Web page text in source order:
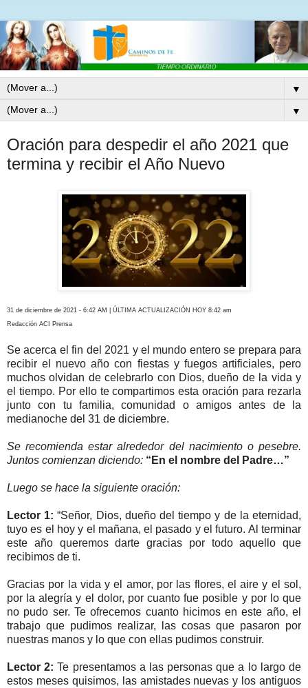
▼
▼
Oración para despedir el año 2021 que
termina y recibir el Año Nuevo
31 de diciembre de 2021 - 6:42 AM | ÚLTIMA ACTUALIZACIÓN HOY 8:42 am
Redacción ACI Prensa
Se acerca el fin del 2021 y el mundo entero se prepara para
recibir el nuevo año con fiestas y fuegos artificiales, pero
muchos olvidan de celebrarlo con Dios, dueño de la vida y
el tiempo. Por ello te compartimos esta oración para rezarla
junto con tu familia, comunidad o amigos antes de la
medianoche del 31 de diciembre.
Se recomienda estar alrededor del nacimiento o pesebre.
Juntos comienzan diciendo: “En el nombre del Padre…”
Luego se hace la siguiente oración:
Lector 1: “Señor, Dios, dueño del tiempo y de la eternidad,
tuyo es el hoy y el mañana, el pasado y el futuro. Al terminar
este año queremos darte gracias por todo aquello que
recibimos de ti.
Gracias por la vida y el amor, por las flores, el aire y el sol,
por la alegría y el dolor, por cuanto fue posible y por lo que
no pudo ser. Te ofrecemos cuanto hicimos en este año, el
trabajo que pudimos realizar, las cosas que pasaron por
nuestras manos y lo que con ellas pudimos construir.
Lector 2: Te presentamos a las personas que a lo largo de
estos meses quisimos, las amistades nuevas y los antiguos